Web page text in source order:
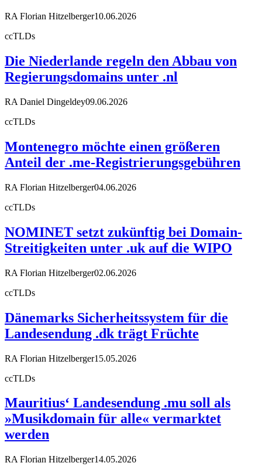
RA Florian Hitzelberger10.06.2026
ccTLDs
Die Niederlande regeln den Abbau von
Regierungsdomains unter .nl
RA Daniel Dingeldey09.06.2026
ccTLDs
Montenegro möchte einen größeren
Anteil der .me-Registrierungsgebühren
RA Florian Hitzelberger04.06.2026
ccTLDs
NOMINET setzt zukünftig bei Domain-
Streitigkeiten unter .uk auf die WIPO
RA Florian Hitzelberger02.06.2026
ccTLDs
Dänemarks Sicherheitssystem für die
Landesendung .dk trägt Früchte
RA Florian Hitzelberger15.05.2026
ccTLDs
Mauritius‘ Landesendung .mu soll als
»Musikdomain für alle« vermarktet
werden
RA Florian Hitzelberger14.05.2026